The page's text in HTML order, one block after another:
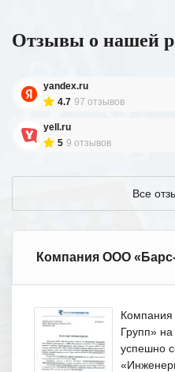
Отзывы о нашей
yandex.ru
4.7 97 отзывов
yell.ru
5 9 отзывов
Все
Компания ООО
Групп»
успешно